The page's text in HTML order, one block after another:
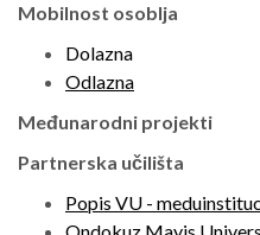
Mobilnost osoblja
Dolazna
Odlazna
Međunarodni projekti
Partnerska učilišta
Popis VU -